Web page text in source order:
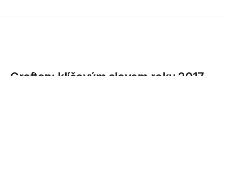
Grafton: klíčovým slovem roku 2017